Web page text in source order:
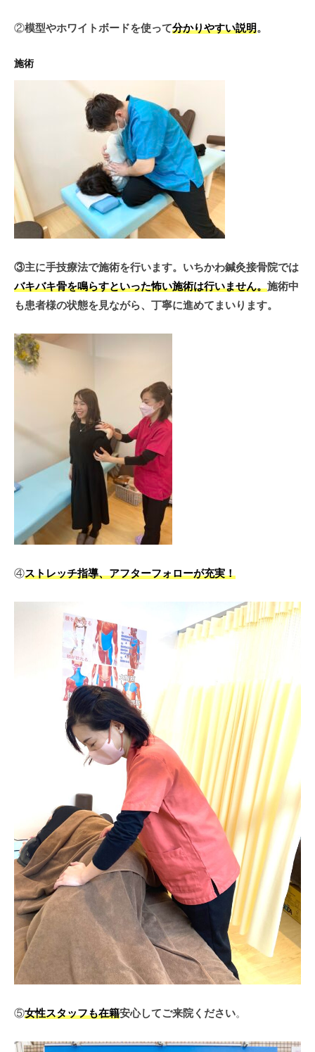
②模型やホワイトボードを使って分かりやすい説明。
施術
③主に手技療法で施術を行います。いちかわ鍼灸接骨院では
バキバキ骨を鳴らすといった怖い施術は行いません。施術中
も患者様の状態を見ながら、丁寧に進めてまいります。
④ストレッチ指導、アフターフォローが充実！
⑤女性スタッフも在籍安心してご来院ください。